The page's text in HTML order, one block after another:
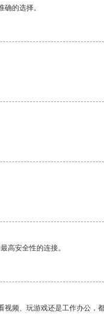
的选择。
高安全性的连接。
频、玩游戏还是工作办公，